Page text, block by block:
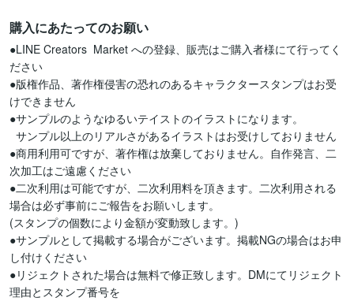
購入にあたってのお願い
●LINE Creators  Market への登録、販売はご購入者様にて行ってく
ださい
●版権作品、著作権侵害の恐れのあるキャラクタースタンプはお受
けできません
●サンプルのようなゆるいテイストのイラストになります。
●商用利用可ですが、著作権は放棄しておりません。自作発言、二
次加工はご遠慮ください
●二次利用は可能ですが、二次利用料を頂きます。二次利用される
場合は必ず事前にご報告をお願いします。
(スタンプの個数により金額が変動致します。)
●サンプルとして掲載する場合がございます。掲載NGの場合はお申
し付けください
●リジェクトされた場合は無料で修正致します。DMにてリジェクト
理由とスタンプ番号を